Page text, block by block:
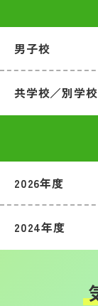
男子校
共学校／別学校
2026年度
2024年度